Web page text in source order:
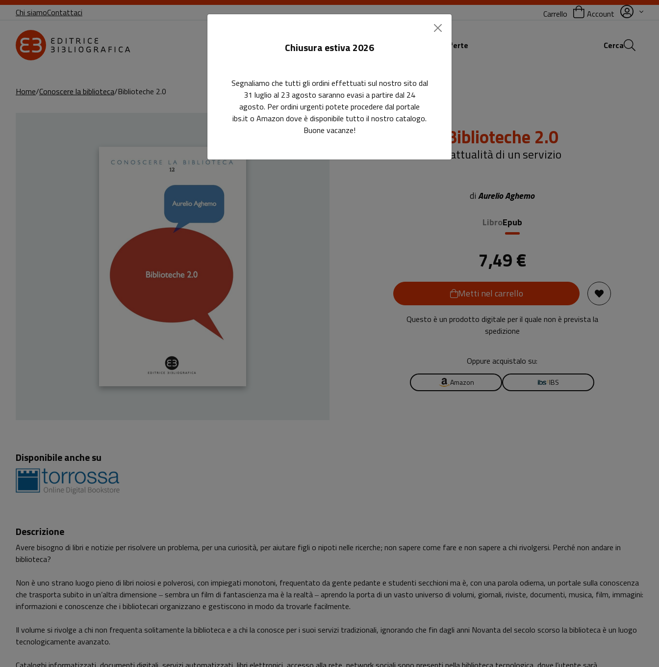
Chi siamoContattaci Carrello Account
Le riviste I corsi Le offerte Cerca
Home Conoscere la biblioteca Biblioteche 2.0
Biblioteche 2.0
L'attualità di un servizio
diAurelio Aghemo
LibroEpub
7,49 €
Metti nel carrello
Questo è un prodotto digitale per il quale non è prevista la
spedizione
Oppure acquistalo su:
Amazon IBS
Disponibile anche su
Descrizione
Avere bisogno di libri e notizie per risolvere un problema, per una curiosità, per aiutare figli o nipoti nelle ricerche; non sapere come fare e non sapere a chi rivolgersi. Perché non andare in
biblioteca?
Non è uno strano luogo pieno di libri noiosi e polverosi, con impiegati monotoni, frequentato da gente pedante e studenti secchioni ma è, con una parola odierna, un portale sulla conoscenza
che trasporta subito in un’altra dimensione ‒ sembra un film di fantascienza ma è la realtà ‒ aprendo la porta di un vasto universo di volumi, giornali, riviste, documenti, musica, film, immagini:
informazioni e conoscenze che i bibliotecari organizzano e gestiscono in modo da trovarle facilmente.
Il volume si rivolge a chi non frequenta solitamente la biblioteca e a chi la conosce per i suoi servizi tradizionali, ignorando che fin dagli anni Novanta del secolo scorso la biblioteca è un luogo
tecnologicamente avanzato.
Chiusura estiva 2026
Segnaliamo che tutti gli ordini effettuati sul nostro sito dal
31 luglio al 23 agosto saranno evasi a partire dal 24
agosto. Per ordini urgenti potete procedere dal portale
ibs.it o Amazon dove è disponibile tutto il nostro catalogo.
Buone vacanze!